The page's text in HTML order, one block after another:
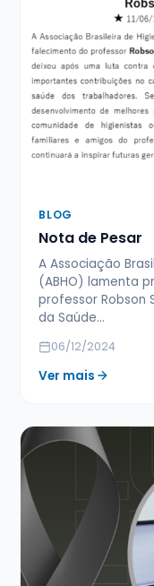
BLOG
Nota de Pesar
A Associação
(ABHO) lamenta
professor Robson
da Saúde…
06/12/2024
Ver mais